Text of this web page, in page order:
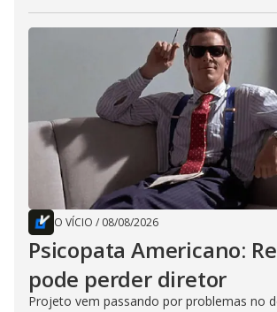
O VÍCIO / 08/08/2026
Psicopata Americano:
pode perder diretor
Projeto vem passando por problemas no